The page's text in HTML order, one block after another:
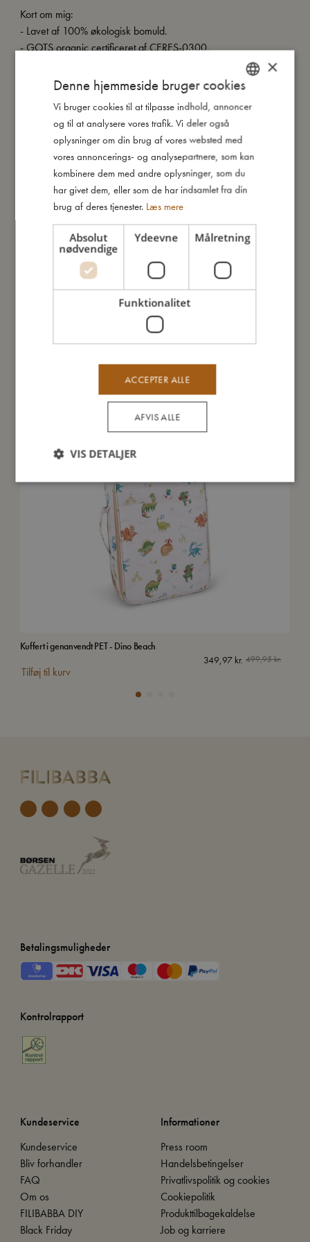
Kort om mig:
- Lavet af 100% økologisk bomuld.
- GOTS organic certificeret af CERES-0300.
Jeg er lavet af
Sådan plejer du mig
Du vil måske også kunne lide
Kuffert i genanvendt PET - Dino Beach
499,95kr.
349,97 kr.
Tilføj til kurv
Betalingsmuligheder
Kontrolrapport
Kundeservice
Kundeservice
Bliv forhandler
FAQ
Om os
FILIBABBA DIY
Black Friday
Informationer
Press room
Handelsbetingelser
Privatlivspolitik og cookies
Cookiepolitik
Produkttilbagekaldelse
Job og karriere
DANISH
GERMAN
×
Denne hjemmeside bruger cookies
Vi bruger cookies til at tilpasse indhold, annoncer
og til at analysere vores trafik. Vi deler også
oplysninger om din brug af vores websted med
vores annoncerings- og analysepartnere, som kan
kombinere dem med andre oplysninger, som du
har givet dem, eller som de har indsamlet fra din
brug af deres tjenester. Læs mere
Absolut
nødvendige
Ydeevne Målretning
Funktionalitet
ACCEPTER ALLE
AFVIS ALLE
VIS DETALJER